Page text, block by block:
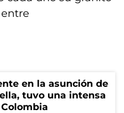
en la asunción de
tuvo una intensa